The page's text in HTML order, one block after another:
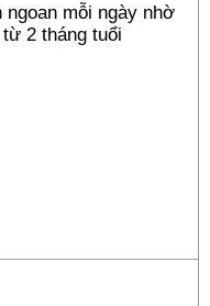
ngoan mỗi ngày nhờ
2 tháng tuổi